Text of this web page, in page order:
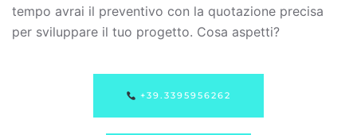
tempo avrai il preventivo con la quotazione precisa
per sviluppare il tuo progetto. Cosa aspetti?
+39.3395956262